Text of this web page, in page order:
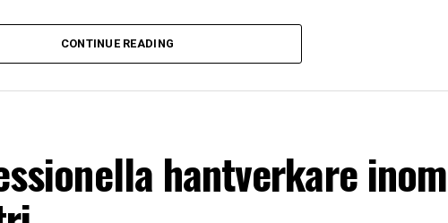
CONTINUE READING
hantverkare inom